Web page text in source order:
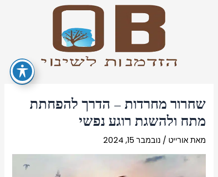
שחרור מחרדות – הדרך להפחתת
מתח ולהשגת רוגע נפשי
מאתאורייט / נובמבר 15, 2024